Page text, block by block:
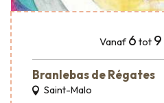
Vanaf 6 tot 9
Branlebas de Régates
Saint-Malo